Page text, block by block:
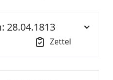
28.04.1813
Zettel